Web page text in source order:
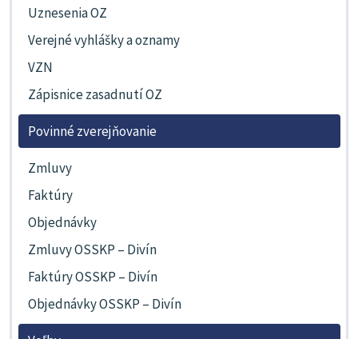
Uznesenia OZ
Verejné vyhlášky a oznamy
VZN
Zápisnice zasadnutí OZ
Povinné zverejňovanie
Zmluvy
Faktúry
Objednávky
Zmluvy OSSKP – Divín
Faktúry OSSKP – Divín
Objednávky OSSKP – Divín